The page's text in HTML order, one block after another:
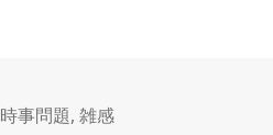
カ
時事問題,雑感